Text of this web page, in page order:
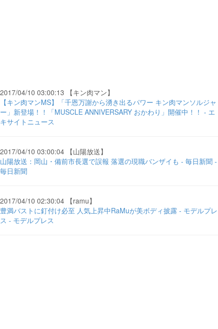
2017/04/10 03:00:13 【キン肉マン】
【キン肉マンMS】「千恩万謝から湧き出るパワー キン肉マンソルジャ
ー」新登場！！「MUSCLE ANNIVERSARY おかわり」開催中！！ - エ
キサイトニュース
2017/04/10 03:00:04 【山陽放送】
山陽放送：岡山・備前市長選で誤報 落選の現職バンザイも - 毎日新聞 -
毎日新聞
2017/04/10 02:30:04 【ramu】
豊満バストに釘付け必至 人気上昇中RaMuが美ボディ披露 - モデルプレ
ス - モデルプレス